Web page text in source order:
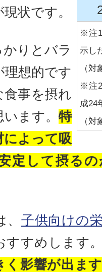
※注
示し
（
※注
成24
（
状です。
りとバラ
想的です
事を摂れ
ます。 特
よって吸
定して摂る
子供向けの
すすめします
く影響が出ます